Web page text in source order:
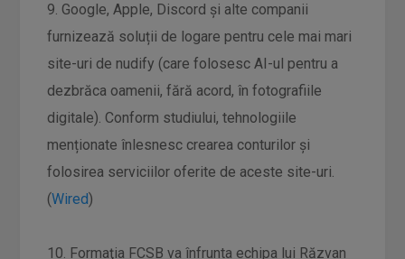
9. Google, Apple, Discord și alte companii
furnizează soluții de logare pentru cele mai mari
site-uri de nudify (care folosesc AI-ul pentru a
dezbrăca oamenii, fără acord, în fotografiile
digitale). Conform studiului, tehnologiile
menționate înlesnesc crearea conturilor și
folosirea serviciilor oferite de aceste site-uri.
(Wired)
10. Formaţia FCSB va înfrunta echipa lui Răzvan